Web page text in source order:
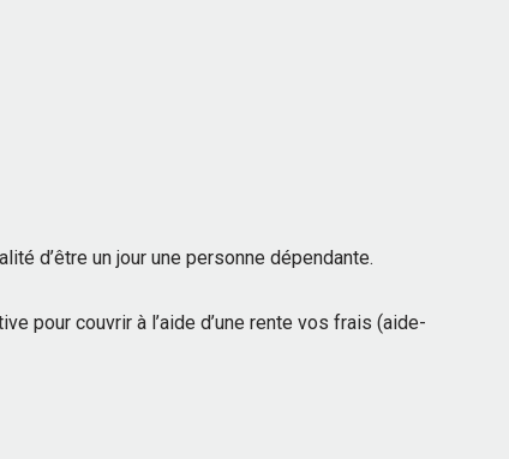
d’être un jour une personne dépendante.
pour couvrir à l’aide d’une rente vos frais (aide-